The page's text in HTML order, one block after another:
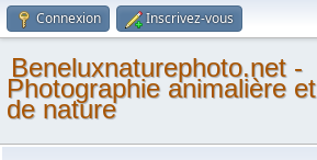
Connexion Inscrivez-vous
Beneluxnaturephoto.net -
Photographie animalière et
de nature